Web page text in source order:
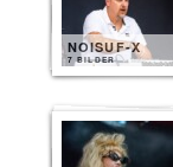
NOISUF-X
7 BILDER